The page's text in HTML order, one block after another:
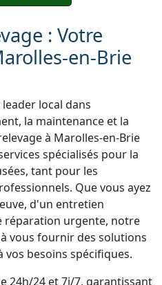
: Votre
en-Brie
local dans
la maintenance et la
à Marolles-en-Brie
spécialisés pour la
tant pour les
Que vous ayez
d'un entretien
réparation urgente, notre
vous fournir des solutions
vos besoins spécifiques.
24h/24 et 7j/7, garantissant